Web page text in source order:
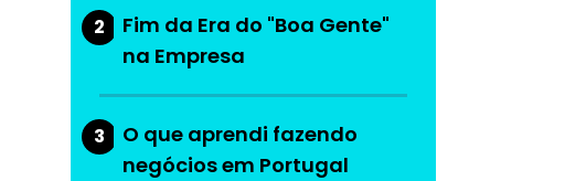
2
Fim da Era do "Boa Gente"
na Empresa
3
O que aprendi fazendo
negócios em Portugal